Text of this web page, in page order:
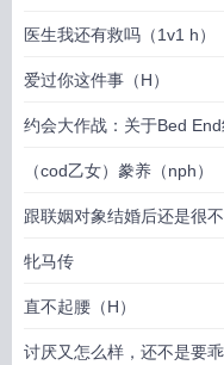
医生我还有救吗（1v1 h）
爱过你这件事（H）
约会大作战：关于Bed
（cod乙女）豢养（nph）
跟联姻对象结婚后还是很不
牝马传
直不起腰（H）
讨厌又怎么样，还不是要乖